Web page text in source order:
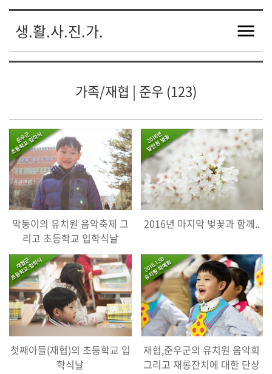
생.활.사.진.가.
가족/재협 | 준우 (123)
막둥이의 유치원 음악축제 그
리고 초등학교 입학식날
2016년 마지막 벚꽃과 함께..
첫째아들(재협)의 초등학교 입
학식날
재협,준우군의 유치원 음악회
그리고 재롱잔치에 대한 단상